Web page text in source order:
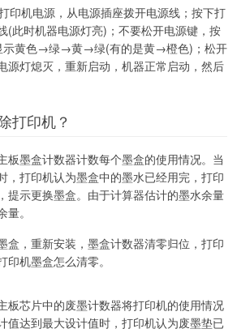
印机电源，从电源插座拨开电源线；按下打
(此时机器电源灯亮)；不要松开电源键，按
示黄色→绿→黄→绿(有的是黄→橙色)；松开
源灯熄灭，重新启动，机器正常启动，然后
打印机？
板墨盒计数器计数每个墨盒的使用情况。当
，打印机认为墨盒中的墨水已经用完，打印
提示更换墨盒。由于计算器估计的墨水余量
。
盒，重新安装，墨盒计数器清零归位，打印
机墨盒怎么清零。
板芯片中的废墨计数器将打印机的使用情况
值达到最大设计值时，打印机认为废墨垫已